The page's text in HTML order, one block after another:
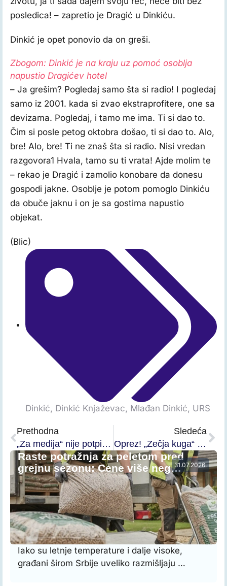
posledica! – zapretio je Dragić u Dinkiću.
Dinkić je opet ponovio da on greši.
Zbogom: Dinkić je na kraju uz pomoć osoblja
napustio Dragićev hotel
– Ja grešim? Pogledaj samo šta si radio! I pogledaj
samo iz 2001. kada si zvao ekstraprofitere, one sa
devizama. Pogledaj, i tamo me ima. Ti si dao to.
Čim si posle petog oktobra došao, ti si dao to. Alo,
bre! Alo, bre! Ti ne znaš šta si radio. Nisi vredan
razgovora1 Hvala, tamo su ti vrata! Ajde molim te
– rekao je Dragić i zamolio konobare da donesu
gospodi jakne. Osoblje je potom pomoglo Dinkiću
da obuče jaknu i on je sa gostima napustio
objekat.
(Blic)
Dinkić, Dinkić Knjaževac, Mlađan Dinkić, URS
Prethodna
„Za medija“ nije potpisala ugovor sa opštinom Knjaževac
Sledeća
Oprez! „Zečja kuga“ na jugu Srbije
31.07.2026.
Raste potražnja za peletom pred
grejnu sezonu: Cene više neg…
Iako su letnje temperature i dalje visoke,
građani širom Srbije uveliko razmišljaju …